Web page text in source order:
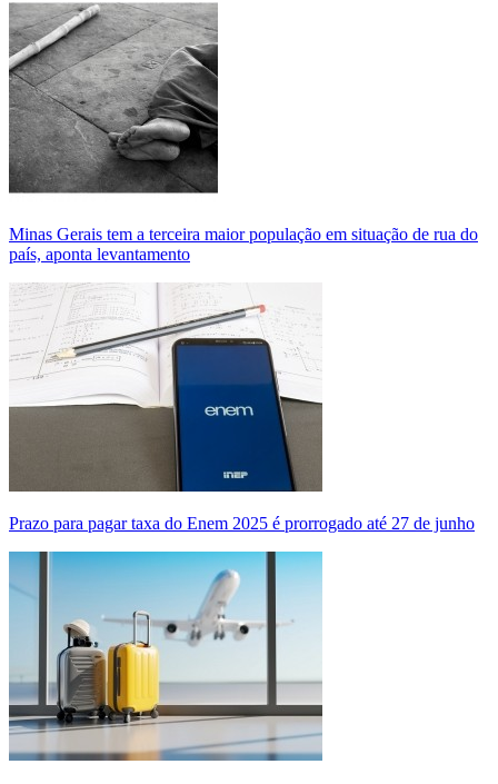
Minas Gerais tem a terceira maior população em situação de rua do
país, aponta levantamento
Prazo para pagar taxa do Enem 2025 é prorrogado até 27 de junho